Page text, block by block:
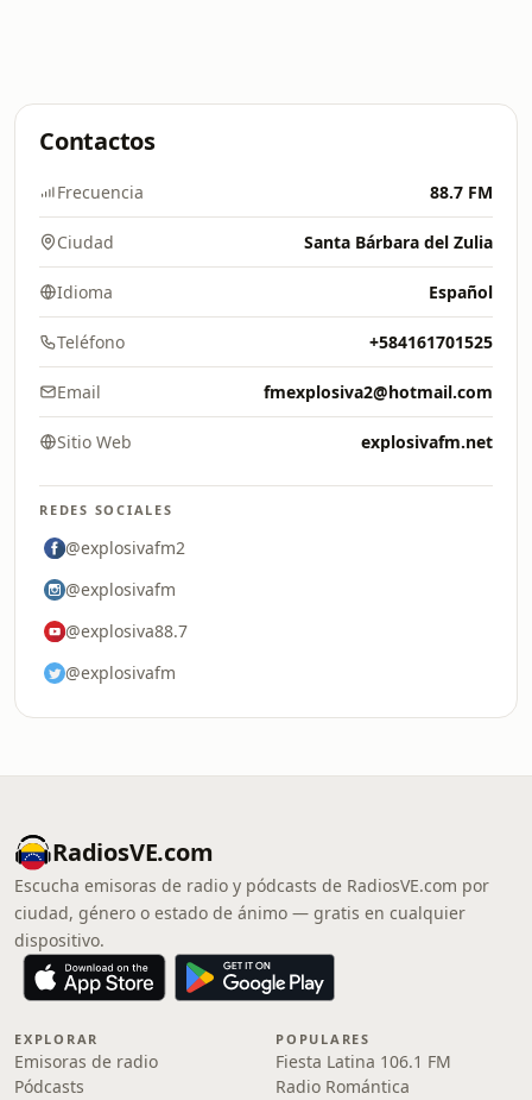
Contactos
Frecuencia 88.7 FM
Ciudad Santa Bárbara del Zulia
Idioma Español
Teléfono +584161701525
Email fmexplosiva2@hotmail.com
Sitio Web explosivafm.net
REDES SOCIALES
@explosivafm2
@explosivafm
@explosiva88.7
@explosivafm
RadiosVE.com
Escucha emisoras de radio y pódcasts de RadiosVE.com por
ciudad, género o estado de ánimo — gratis en cualquier
dispositivo.
EXPLORAR
Emisoras de radio
Pódcasts
POPULARES
Fiesta Latina 106.1 FM
Radio Romántica